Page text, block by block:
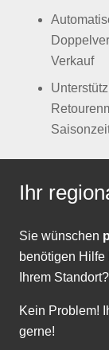
Verkauf
Ihr
Sie wünschen
benötigen Hilfe
Ihrem
Kein Problem!
gerne!